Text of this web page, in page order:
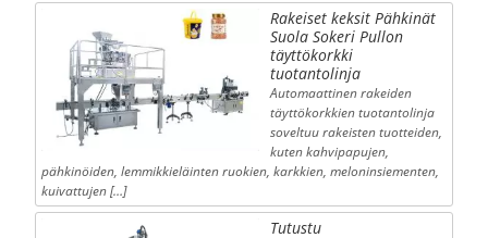
Rakeiset keksit Pähkinät
Suola Sokeri Pullon
täyttökorkki
tuotantolinja
Automaattinen rakeiden
täyttökorkkien tuotantolinja
soveltuu rakeisten tuotteiden,
kuten kahvipapujen,
pähkinöiden, lemmikkieläinten ruokien, karkkien, meloninsiementen,
kuivattujen […]
Tutustu